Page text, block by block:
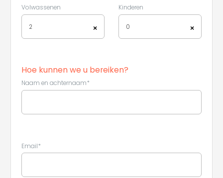
Volwassenen
×
2
Kinderen
×
0
Hoe kunnen we u bereiken?
Naam en achternaam*
Email*